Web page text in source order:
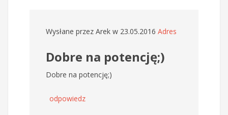
Wysłane przez Arek w 23.05.2016 Adres
Dobre na potencję;)
Dobre na potencję;)
odpowiedz